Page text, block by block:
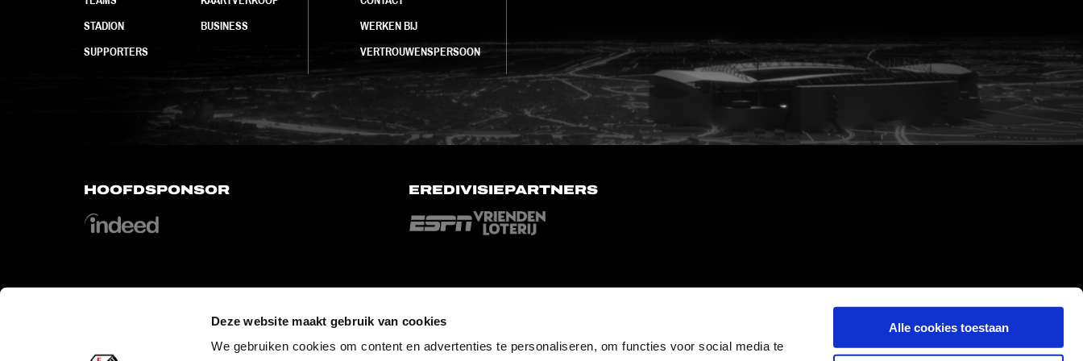
Deze website maakt gebruik van cookies
We gebruiken cookies om content en advertenties te personaliseren, om functies voor social media te
Alle cookies toestaan
STADION
SUPPORTERS
BUSINESS
WERKEN BIJ
VERTROUWENSPERSOON
HOOFDSPONSOR EREDIVISIEPARTNERS
OFFICIAL PARTNERS